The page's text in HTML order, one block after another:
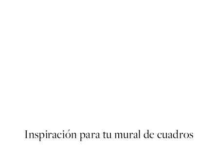
Inspiración para tu mural de cuadros